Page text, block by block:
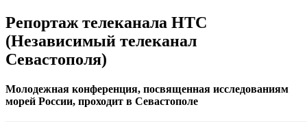
Репортаж телеканала НТС
(Независимый телеканал
Севастополя)
Молодежная конференция, посвященная исследованиям
морей России, проходит в Севастополе